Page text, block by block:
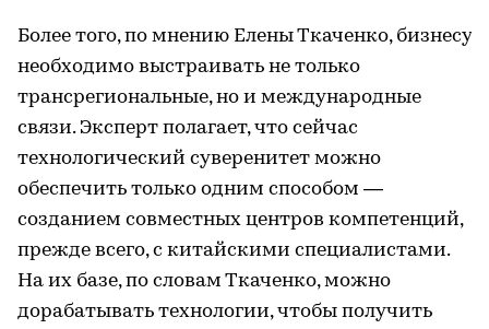
Более того, по мнению Елены Ткаченко, бизнесу
необходимо выстраивать не только
трансрегиональные, но и международные
связи. Эксперт полагает, что сейчас
технологический суверенитет можно
обеспечить только одним способом —
созданием совместных центров компетенций,
прежде всего, с китайскими специалистами.
На их базе, по словам Ткаченко, можно
дорабатывать технологии, чтобы получить